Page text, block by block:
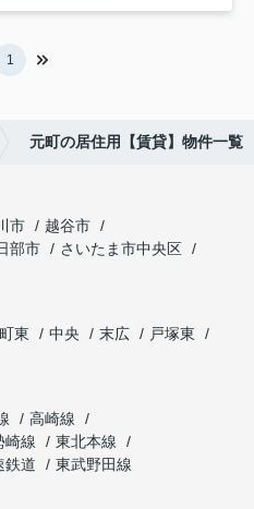
1
元町の居住用【賃貸】物件一覧
市
越谷市
部市
さいたま市中央区
東 中央 末広
戸塚東
高崎線
崎線
東北本線
鉄道
東武野田線